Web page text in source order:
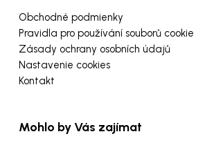
Obchodné podmienky
Pravidla pro používání souborů cookie
Zásady ochrany osobních údajů
Nastavenie cookies
Kontakt
Mohlo by Vás zajímat